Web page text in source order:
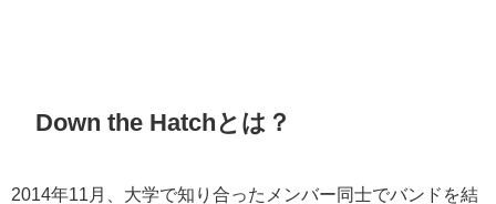
Down the Hatchとは？
2014年11月、大学で知り合ったメンバー同士でバンドを結